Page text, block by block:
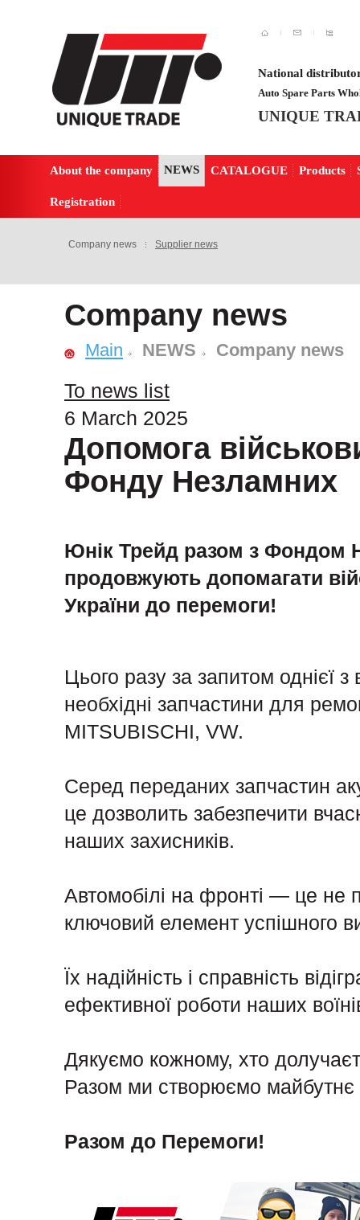
National
Auto Spare Parts
UNIQUE
About the company NEWS CATALOGUE Products
Registration
Company news Supplier news
Company news
Main NEWS Company news
To news list
6 March 2025
Допомога
Фонду Незламних
Юнік Трейд разом з Фондом
продовжують допомагати
України до перемоги!
Цього разу за запитом однієї
необхідні запчастини для
MITSUBISCHI, VW.
Серед переданих запчастин
це дозволить забезпечити
наших захисників.
Автомобілі на фронті — це не
ключовий елемент успішного
Їх надійність і справність
ефективної роботи наших
Дякуємо кожному, хто
Разом ми створюємо майбутнє
Разом до Перемоги!